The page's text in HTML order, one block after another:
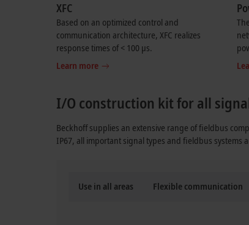
XFC
Based on an optimized control and
communication architecture, XFC realizes
response times of < 100 µs.
Learn more
I/O construction kit for all
Beckhoff supplies an extensive range of fieldbus
IP67, all important signal types and fieldbus
Use in all areas Flexible communication